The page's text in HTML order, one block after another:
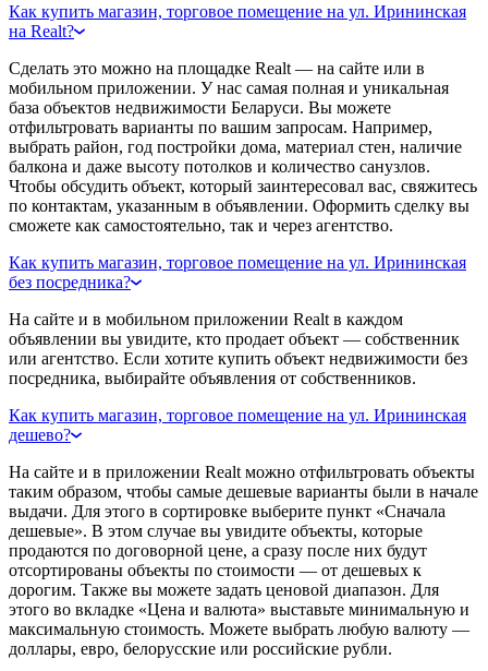
Как купить магазин, торговое помещение на ул. Ирининская
на Realt?
Сделать это можно на площадке Realt — на сайте или в
мобильном приложении. У нас самая полная и уникальная
база объектов недвижимости Беларуси. Вы можете
отфильтровать варианты по вашим запросам. Например,
выбрать район, год постройки дома, материал стен, наличие
балкона и даже высоту потолков и количество санузлов.
Чтобы обсудить объект, который заинтересовал вас, свяжитесь
по контактам, указанным в объявлении. Оформить сделку вы
сможете как самостоятельно, так и через агентство.
Как купить магазин, торговое помещение на ул. Ирининская
без посредника?
На сайте и в мобильном приложении Realt в каждом
объявлении вы увидите, кто продает объект — собственник
или агентство. Если хотите купить объект недвижимости без
посредника, выбирайте объявления от собственников.
Как купить магазин, торговое помещение на ул. Ирининская
дешево?
На сайте и в приложении Realt можно отфильтровать объекты
таким образом, чтобы самые дешевые варианты были в начале
выдачи. Для этого в сортировке выберите пункт «Сначала
дешевые». В этом случае вы увидите объекты, которые
продаются по договорной цене, а сразу после них будут
отсортированы объекты по стоимости — от дешевых к
дорогим. Также вы можете задать ценовой диапазон. Для
этого во вкладке «Цена и валюта» выставьте минимальную и
максимальную стоимость. Можете выбрать любую валюту —
доллары, евро, белорусские или российские рубли.